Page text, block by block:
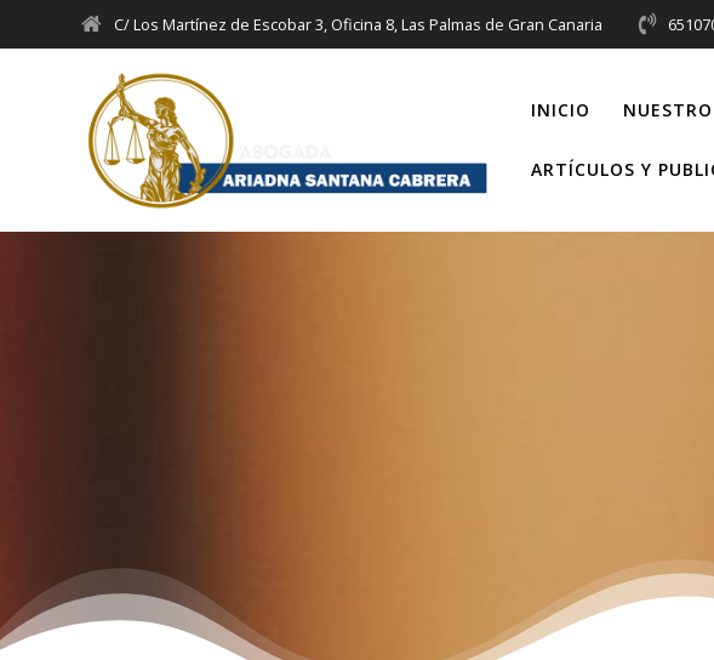
al
C/ Los Martínez de Escobar 3, Oficina 8, Las Palmas de Gran Canaria
INICIO
ARTÍCULOS Y